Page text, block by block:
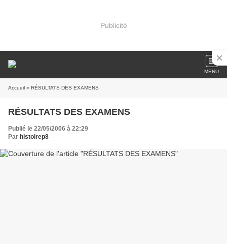
Publicité
MENU
Accueil » RÉSULTATS DES EXAMENS
RÉSULTATS DES EXAMENS
Publié le 22/05/2006 à 22:29
Par histoirep8